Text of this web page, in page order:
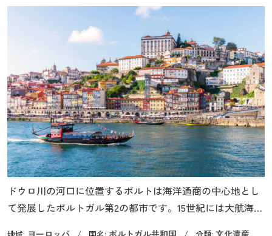
ドウロ川の河口に位置するポルトは海洋通商の中心地とし
て発展したポルトガル第2の都市です。15世紀には大航海時